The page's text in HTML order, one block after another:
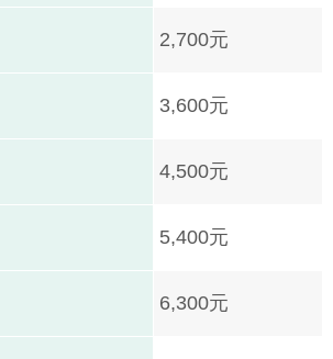
2,700元
3,600元
4,500元
5,400元
6,300元